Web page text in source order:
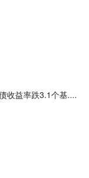
收益率跌3.1个基....